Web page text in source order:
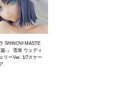
SHINOVI MASTE
-』 雪泉 ウェディ
リーVer. 1/7スケー